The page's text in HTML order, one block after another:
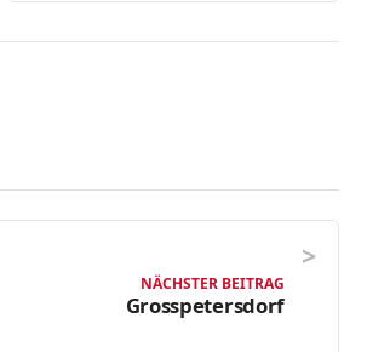
NÄCHSTER BEITRAG
Grosspetersdorf